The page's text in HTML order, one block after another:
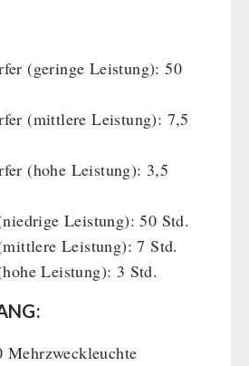
(geringe Leistung): 50
(mittlere Leistung): 7,5
(hohe Leistung): 3,5
Leistung): 50 Std.
Leistung): 7 Std.
Leistung): 3 Std.
Mehrzweckleuchte